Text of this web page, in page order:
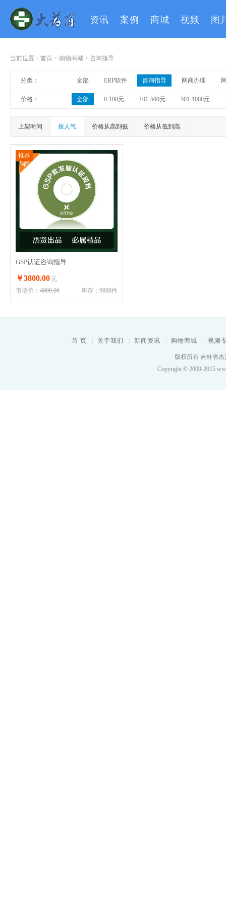
资讯 案例 商城 视频 图
当前位置： 首页> 购物商城> 咨询指导
分类： 全部 ERP软件 咨询指导 网商办理
价格： 全部 0-100元 101-500元 501-1000元
上架时间 按人气 价格从高到低 价格从低到高
推荐
GSP认证咨询指导
￥3800.00 元
库存：9888件
市场价：4000.00
首 页 关于我们 新闻资讯 购物商城 视频
版权所有 吉林省
Copyright © 2009-2015